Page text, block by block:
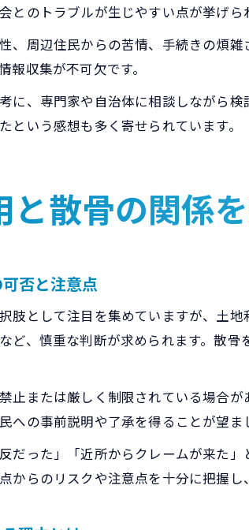
とのトラブルが生じやすい点が挙げら
、周辺住民からの苦情、手続きの煩
収集が不可欠です。
に、専門家や自治体に相談しながら
いう感想も多く寄せられています。
と散骨の関係
否と注意点
肢として注目を集めていますが、土
ど、慎重な判断が求められます。散
止または厳しく制限されている場合
への事前説明や了承を得ることが望
だった」「近所からクレームが来た
からのリスクや注意点を十分に把握し